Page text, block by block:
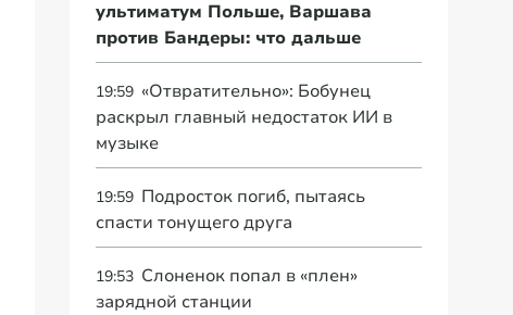
ультиматум Польше, Варшава
против Бандеры: что дальше
19:59 «Отвратительно»: Бобунец
раскрыл главный недостаток ИИ в
музыке
19:59 Подросток погиб, пытаясь
спасти тонущего друга
19:53 Слоненок попал в «плен»
зарядной станции